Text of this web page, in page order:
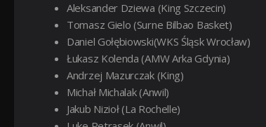
Aleksander Dziewa (King Szczecin)
Tomasz Gielo (Surne Bilbao Basket)
Daniel Gołębiowski(WKS Śląsk Wrocław)
Łukasz Kolenda (AMW Arka Gdynia)
Andrzej Mazurczak (King)
Michał Michalak (Anwil)
Jakub Nizioł (La Rochelle)